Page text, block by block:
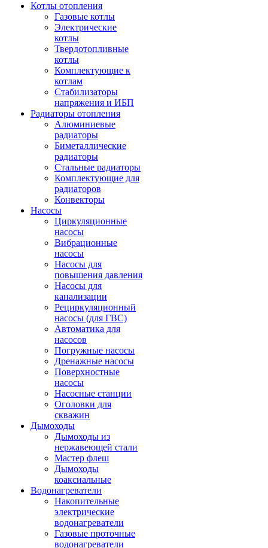
Котлы отопления
Газовые котлы
Электрические
котлы
Твердотопливные
котлы
Комплектующие к
котлам
Стабилизаторы
напряжения и ИБП
Радиаторы отопления
Алюминиевые
радиаторы
Биметаллические
радиаторы
Стальные радиаторы
Комплектующие для
радиаторов
Конвекторы
Насосы
Циркуляционные
насосы
Вибрационные
насосы
Насосы для
повышения давления
Насосы для
канализации
Рециркуляционный
насосы (для ГВС)
Автоматика для
насосов
Погружные насосы
Дренажные насосы
Поверхностные
насосы
Насосные станции
Оголовки для
скважин
Дымоходы
Дымоходы из
нержавеющей стали
Мастер флеш
Дымоходы
коаксиальные
Водонагреватели
Накопительные
электрические
водонагреватели
Газовые проточные
водонагреватели